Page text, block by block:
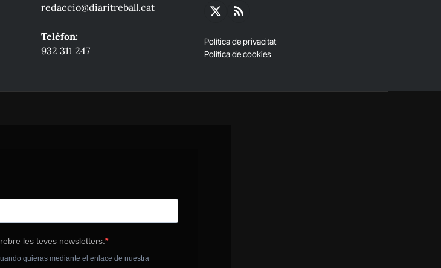
redaccio@diaritreball.cat
Telèfon:
932 311 247
X
RSS
Política de privacitat
Política de cookies